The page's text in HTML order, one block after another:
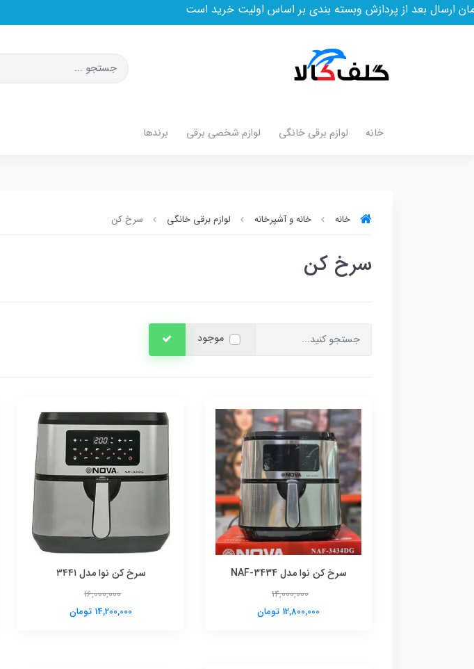
پردازش وبسته بندی بر اساس اولیت خرید است
خانه لوازم برقی خانگی لوازم شخصی برقی برندها
خانه خانه و آشپرخانه لوازم برقی خانگی سرخ کن
سرخ کن
موجود
سرخ کن نوا مدل NAF-3434
14,000,000
12,800,000 تومان
سرخ کن نوا مدل ۳۴۴۱
16,000,000
14,200,000 تومان